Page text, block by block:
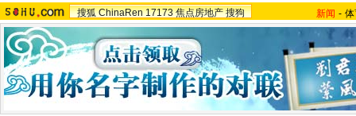
搜狐 ChinaRen 17173 焦点房地产 搜狗 新闻 -